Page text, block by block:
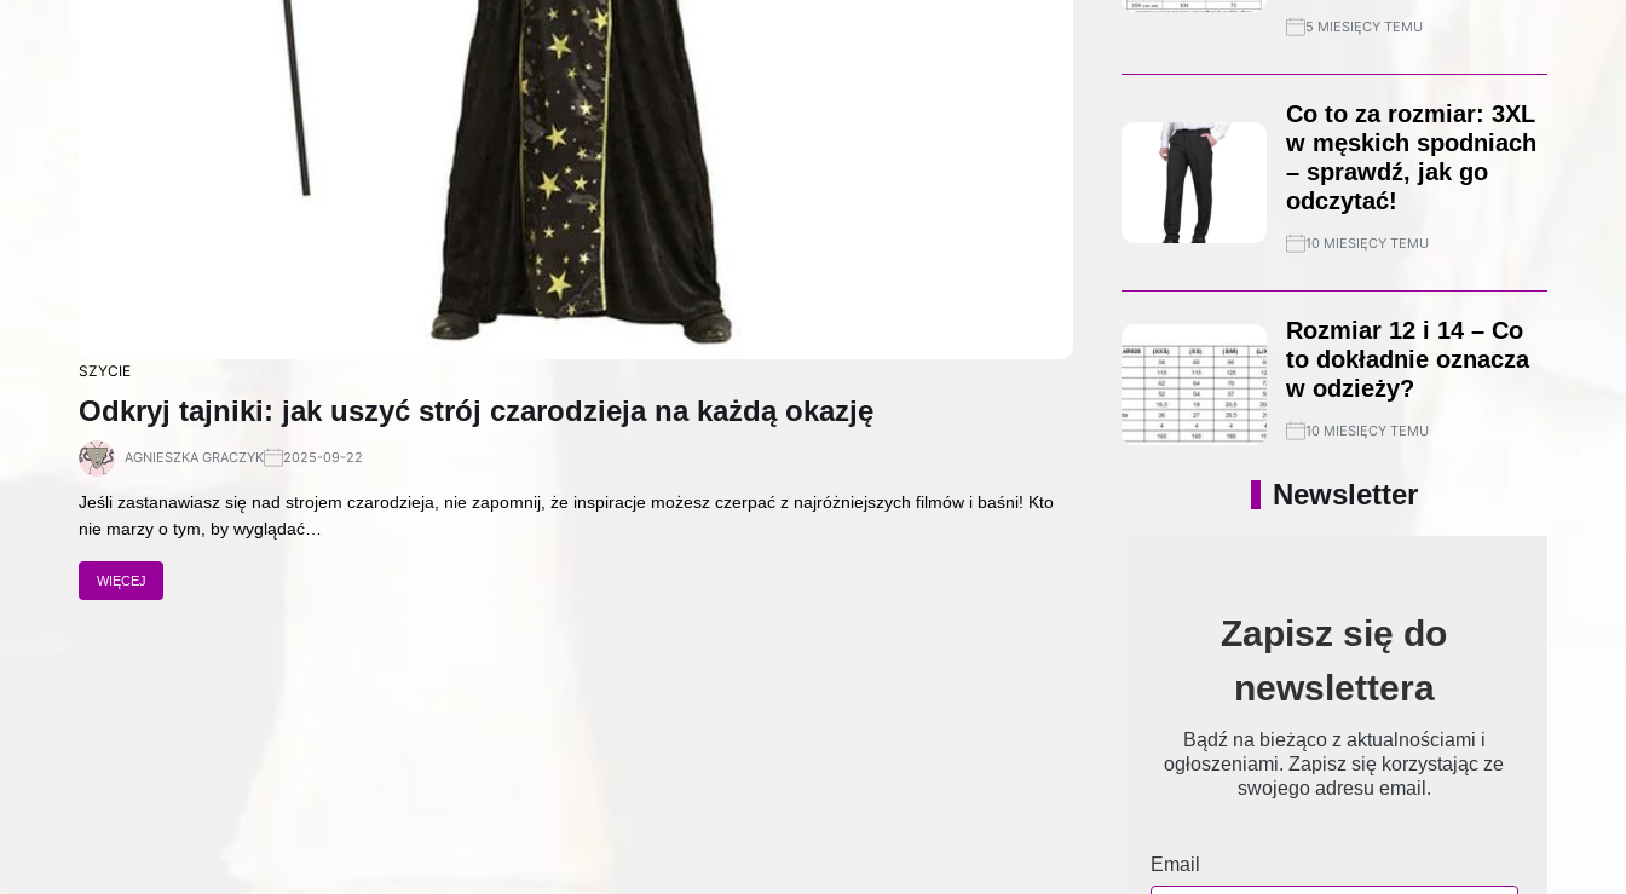
SZYCIE
Odkryj tajniki: jak uszyć strój czarodzieja na każdą okazję
AGNIESZKA GRACZYK 2025-09-22
Jeśli zastanawiasz się nad strojem czarodzieja, nie zapomnij, że inspiracje możesz czerpać z najróżniejszych filmów i baśni! Kto
nie marzy o tym, by wyglądać…
WIĘCEJ
5 MIESIĘCY TEMU
Co to za rozmiar: 3XL
w męskich spodniach
– sprawdź, jak go
odczytać!
10 MIESIĘCY TEMU
Rozmiar 12 i 14 – Co
to dokładnie oznacza
w odzieży?
10 MIESIĘCY TEMU
Newsletter
Zapisz się do
newslettera
Bądź na bieżąco z aktualnościami i
ogłoszeniami. Zapisz się korzystając ze
swojego adresu email.
Email